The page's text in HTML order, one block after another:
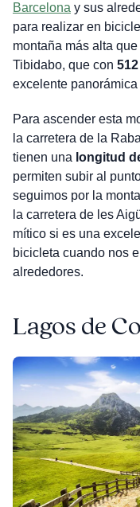
Barcelona y sus
para realizar en
montaña más alta
Tibidabo, que con
excelente
Para ascender esta
la carretera de la
tienen una longitud
permiten subir al
seguimos por la
la carretera de les
mítico si es una
bicicleta cuando nos
alrededores.
Lagos de